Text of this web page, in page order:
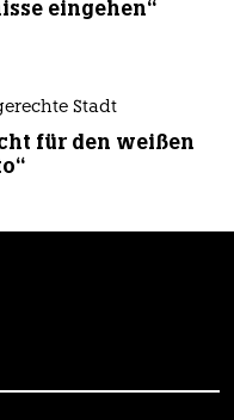
eingehen“
Stadt
für den weißen